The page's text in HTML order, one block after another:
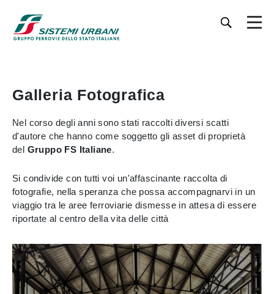
Galleria Fotografica
Nel corso degli anni sono stati raccolti diversi scatti
d'autore che hanno come soggetto gli asset di proprietà
del Gruppo FS Italiane.
Si condivide con tutti voi un'affascinante raccolta di
fotografie, nella speranza che possa accompagnarvi in un
viaggio tra le aree ferroviarie dismesse in attesa di essere
riportate al centro della vita delle città